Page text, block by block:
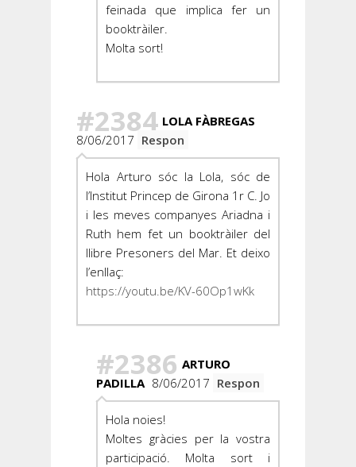
feinada que implica fer un
booktràiler.
Molta sort!
#2384 LOLA FÀBREGAS
8/06/2017 Respon
Hola Arturo sóc la Lola, sóc de
l’Institut Princep de Girona 1r C. Jo
i les meves companyes Ariadna i
Ruth hem fet un booktràiler del
llibre Presoners del Mar. Et deixo
l’enllaç:
https://youtu.be/KV-60Op1wKk
#2386 ARTURO
PADILLA 8/06/2017 Respon
Hola noies!
Moltes gràcies per la vostra
participació. Molta sort i